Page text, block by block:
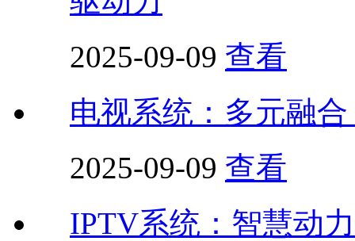
2025-09-09 查看
电视系统：多元融
2025-09-09 查看
IPTV系统：智慧动